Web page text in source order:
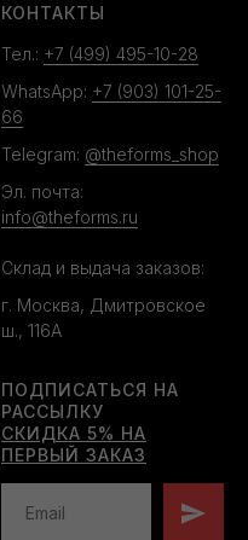
КОНТАКТЫ
Тел.: +7 (499) 495-10-28
WhatsApp: +7 (903) 101-25-
66
Telegram: @theforms_shop
Эл. почта:
info@theforms.ru
Склад и выдача заказов:
г. Москва, Дмитровское
ш., 116А
ПОДПИСАТЬСЯ НА
РАССЫЛКУ
СКИДКА 5% НА
ПЕРВЫЙ ЗАКАЗ